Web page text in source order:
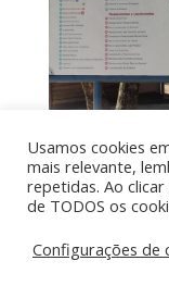
Por aí de
Usamos cookies
mais relevante,
repetidas. Ao
de TODOS os
Configurações de